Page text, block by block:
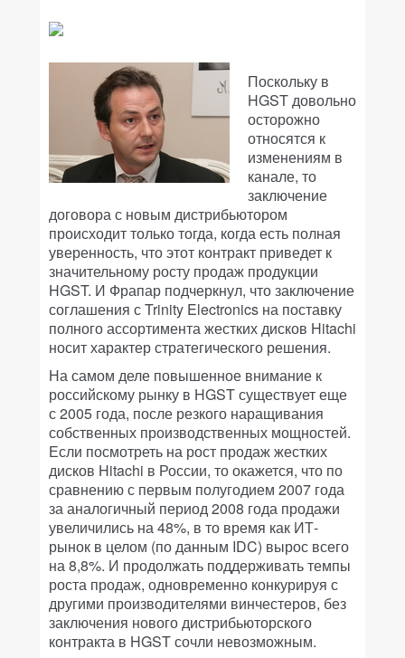
Поскольку в
HGST довольно
осторожно
относятся к
изменениям в
канале, то
заключение
договора с новым дистрибьютором
происходит только тогда, когда есть полная
уверенность, что этот контракт приведет к
значительному росту продаж продукции
HGST. И Фрапар подчеркнул, что заключение
соглашения с Trinity Electronics на поставку
полного ассортимента жестких дисков Hitachi
носит характер стратегического решения.
На самом деле повышенное внимание к
российскому рынку в HGST существует еще
с 2005 года, после резкого наращивания
собственных производственных мощностей.
Если посмотреть на рост продаж жестких
дисков Hitachi в России, то окажется, что по
сравнению с первым полугодием 2007 года
за аналогичный период 2008 года продажи
увеличились на 48%, в то время как ИТ-
рынок в целом (по данным IDC) вырос всего
на 8,8%. И продолжать поддерживать темпы
роста продаж, одновременно конкурируя с
другими производителями винчестеров, без
заключения нового дистрибьюторского
контракта в HGST сочли невозможным.